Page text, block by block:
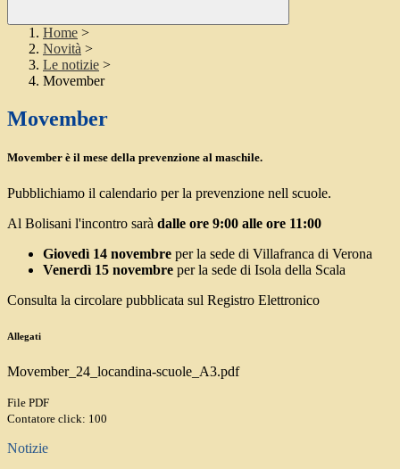
Home >
Novità >
Le notizie >
Movember
Movember
Movember è il mese della prevenzione al maschile.
Pubblichiamo il calendario per la prevenzione nell scuole.
Al Bolisani l'incontro sarà dalle ore 9:00 alle ore 11:00
Giovedì 14 novembre per la sede di Villafranca di Verona
Venerdì 15 novembre per la sede di Isola della Scala
Consulta la circolare pubblicata sul Registro Elettronico
Allegati
Movember_24_locandina-scuole_A3.pdf
File PDF
Contatore click: 100
Notizie